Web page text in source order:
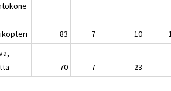
83 7 10
70 7 23